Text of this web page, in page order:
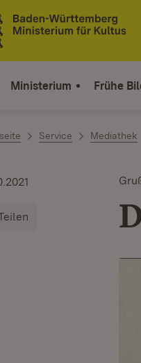
zur Startseite
Ministerium Frühe
Service Mediathek